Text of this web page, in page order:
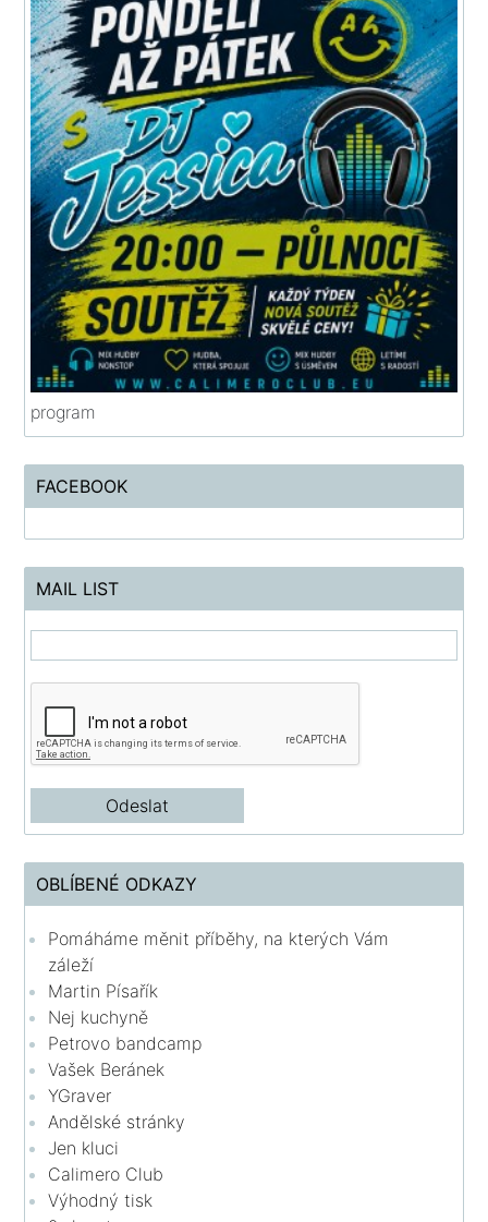
program
FACEBOOK
MAIL LIST
OBLÍBENÉ ODKAZY
Pomáháme měnit příběhy, na kterých Vám
záleží
Martin Písařík
Nej kuchyně
Petrovo bandcamp
Vašek Beránek
YGraver
Andělské stránky
Jen kluci
Calimero Club
Výhodný tisk